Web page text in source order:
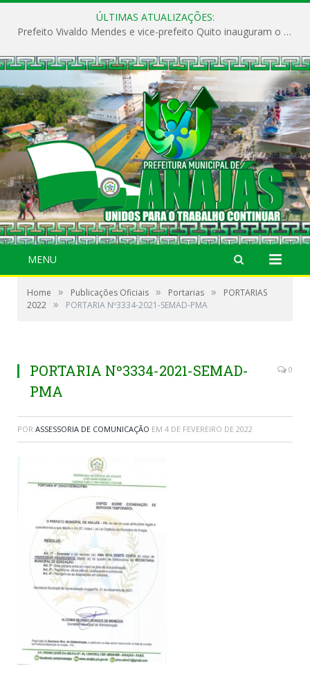
ÚLTIMAS ATUALIZAÇÕES:
Prefeito Vivaldo Mendes e vice-prefeito Quito inauguram o CAPS e fortalecem a saúde pública em Anajás.
MENU
Home » Publicações Oficiais » Portarias »
PORTARIAS
2022 » PORTARIA Nº3334-2021-SEMAD-PMA
PORTARIA Nº3334-2021-SEMAD-
PMA
0
POR ASSESSORIA DE COMUNICAÇÃO EM 4 DE FEVEREIRO DE 2022